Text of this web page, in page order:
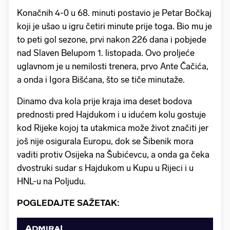
Konačnih 4-0 u 68. minuti postavio je Petar Bočkaj
koji je ušao u igru četiri minute prije toga. Bio mu je
to peti gol sezone, prvi nakon 226 dana i pobjede
nad Slaven Belupom 1. listopada. Ovo proljeće
uglavnom je u nemilosti trenera, prvo Ante Čačića,
a onda i Igora Bišćana, što se tiče minutaže.
Dinamo dva kola prije kraja ima deset bodova
prednosti pred Hajdukom i u idućem kolu gostuje
kod Rijeke kojoj ta utakmica može život značiti jer
još nije osigurala Europu, dok se Šibenik mora
vaditi protiv Osijeka na Šubićevcu, a onda ga čeka
dvostruki sudar s Hajdukom u Kupu u Rijeci i u
HNL-u na Poljudu.
POGLEDAJTE SAŽETAK: